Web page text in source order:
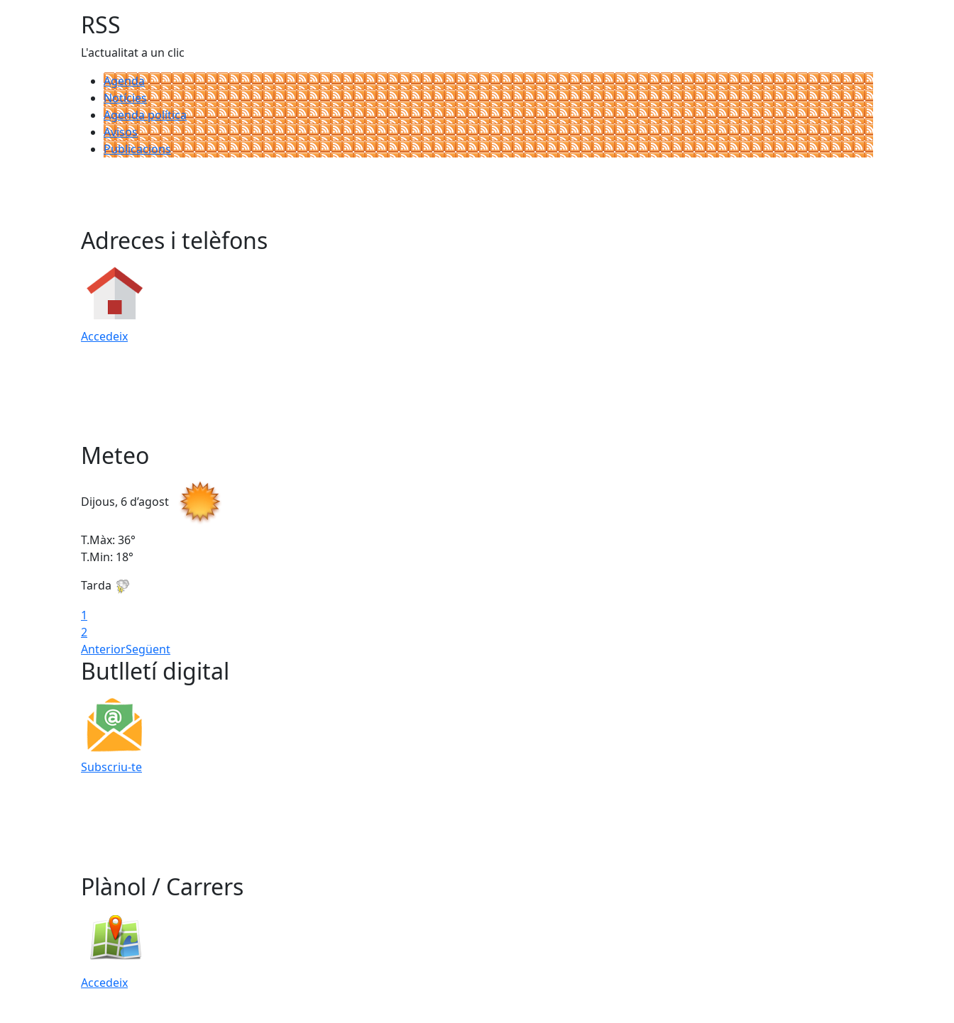
RSS
L'actualitat a un clic
Agenda
Notícies
Agenda política
Avisos
Publicacions
Adreces i telèfons
Accedeix
Meteo
Dijous, 6 d’agost
T.Màx: 36°
T.Min: 18°
Tarda
1
2
AnteriorSegüent
Butlletí digital
Subscriu-te
Plànol / Carrers
Accedeix